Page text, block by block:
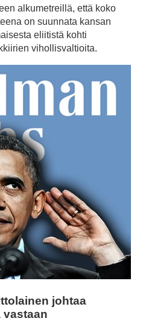
alkumetreillä, että koko
on suunnata kansan
eliitistä kohti
vihollisvaltioita.
johtaa